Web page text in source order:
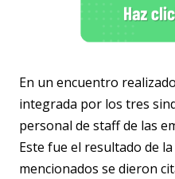
En un encuentro
integrada por los tres
personal de staff de las
Este fue el resultado de
mencionados se dieron